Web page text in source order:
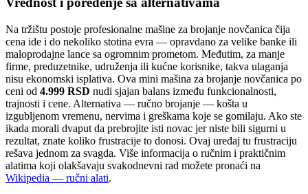
Na tržištu postoje profesionalne mašine za brojanje novčanica čija
cena ide i do nekoliko stotina evra — opravdano za velike banke ili
maloprodajne lance sa ogromnim prometom. Međutim, za manje
firme, preduzetnike, udruženja ili kućne korisnike, takva ulaganja
nisu ekonomski isplativa. Ova mini mašina za brojanje novčanica po
ceni od 4.999 RSD nudi sjajan balans između funkcionalnosti,
trajnosti i cene. Alternativa — ručno brojanje — košta u
izgubljenom vremenu, nervima i greškama koje se gomilaju. Ako ste
ikada morali dvaput da prebrojite isti novac jer niste bili sigurni u
rezultat, znate koliko frustracije to donosi. Ovaj uređaj tu frustraciju
rešava jednom za svagda. Više informacija o ručnim i praktičnim
alatima koji olakšavaju svakodnevni rad možete pronaći na
Wikipedia — ručni alati.